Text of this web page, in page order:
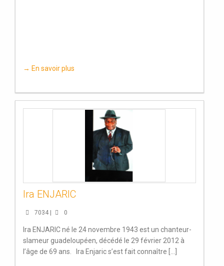
→ En savoir plus
Ira ENJARIC
7034 | 0
Ira ENJARIC né le 24 novembre 1943 est un chanteur-
slameur guadeloupéen, décédé le 29 février 2012 à
l’âge de 69 ans. Ira Enjaric s’est fait connaître [...]